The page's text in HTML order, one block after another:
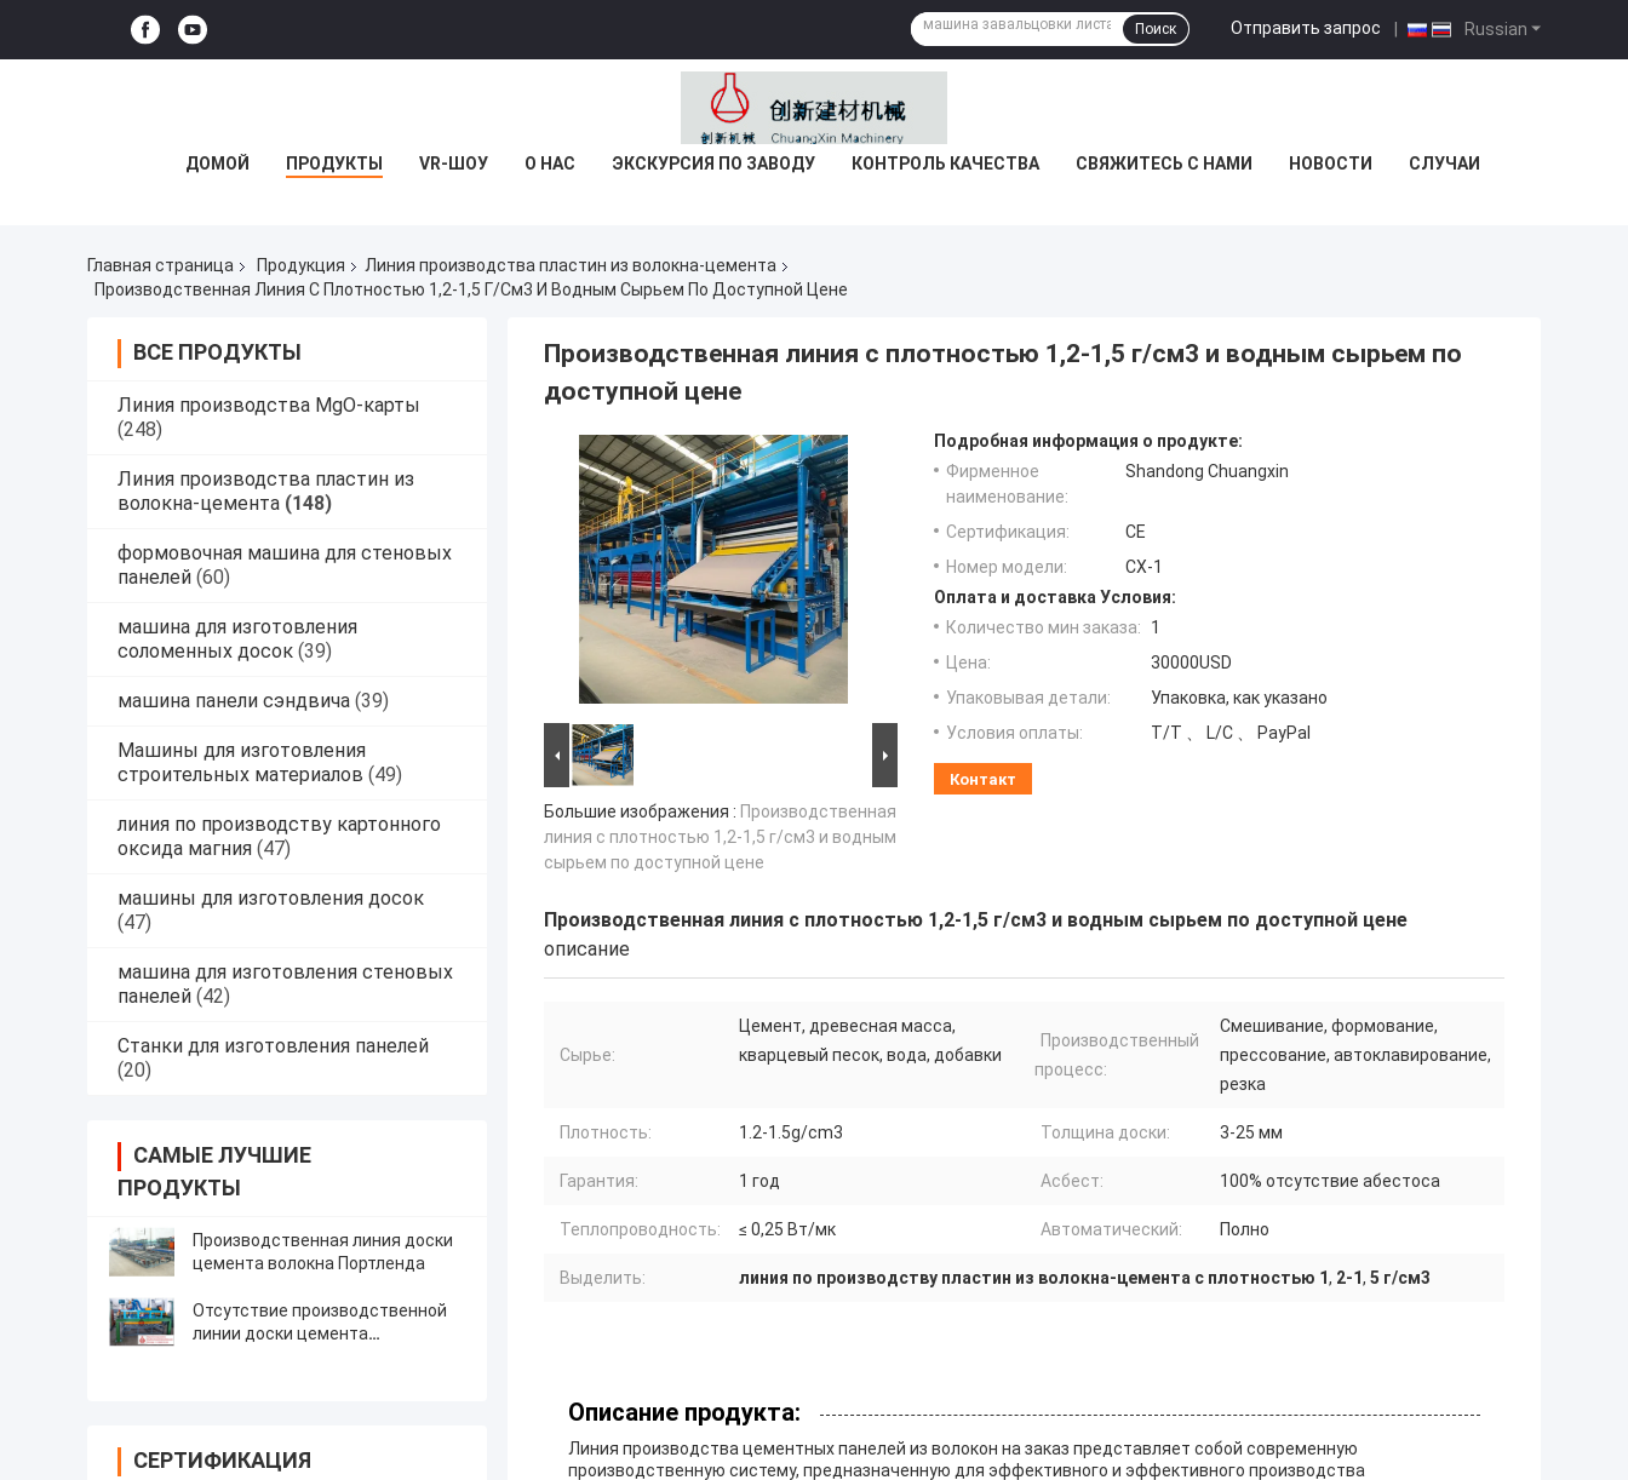
Russian
Отправить запрос |
Поиск
ДОМОЙ ПРОДУКТЫ VR-ШОУ О НАС ЭКСКУРСИЯ ПО ЗАВОДУ КОНТРОЛЬ КАЧЕСТВА СВЯЖИТЕСЬ С НАМИ НОВОСТИ СЛУЧАИ
Главная страница Продукция
Линия производства пластин из волокна-цемента
Производственная Линия С Плотностью 1,2-1,5 Г/см3 И Водным Сырьем По Доступной Цене
ВСЕ ПРОДУКТЫ
Линия производства MgO-карты
(248)
Линия производства пластин из
волокна-цемента (148)
формовочная машина для стеновых
панелей (60)
машина для изготовления
соломенных досок (39)
машина панели сэндвича (39)
Машины для изготовления
строительных материалов (49)
линия по производству картонного
оксида магния (47)
машины для изготовления досок
(47)
машина для изготовления стеновых
панелей (42)
Станки для изготовления панелей
(20)
САМЫЕ ЛУЧШИЕ
ПРОДУКТЫ
Производственная линия доски
цемента волокна Портленда
Отсутствие производственной
линии доски цемента
СЕРТИФИКАЦИЯ
Производственная линия с плотностью 1,2-1,5 г/см3 и водным сырьем по
доступной цене
Большие изображения : Производственная
линия с плотностью 1,2-1,5 г/см3 и водным
сырьем по доступной цене
Подробная информация о продукте:
Фирменное
наименование:
Shandong Chuangxin
Сертификация:
CE
Номер модели:
CX-1
Оплата и доставка Условия:
Количество мин заказа:
1
Цена:
30000USD
Упаковывая детали:
Упаковка, как указано
Условия оплаты:
T/T 、 L/C 、 PayPal
Контакт
Производственная линия с плотностью 1,2-1,5 г/см3 и водным сырьем по доступной цене
описание
Сырье:
Цемент, древесная масса,
кварцевый песок, вода, добавки
Производственный
процесс:
Смешивание, формование,
прессование, автоклавирование,
резка
Плотность: 1.2-1.5g/cm3 Толщина доски: 3-25 мм
Гарантия: 1 год Асбест: 100% отсутствие абестоса
Теплопроводность: ≤ 0,25 Вт/мк Автоматический: Полно
Выделить: линия по производству пластин из волокна-цемента с плотностью 1, 2-1, 5 г/см3
Описание продукта:
Линия производства цементных панелей из волокон на заказ представляет собой современную
производственную систему, предназначенную для эффективного и эффективного производства